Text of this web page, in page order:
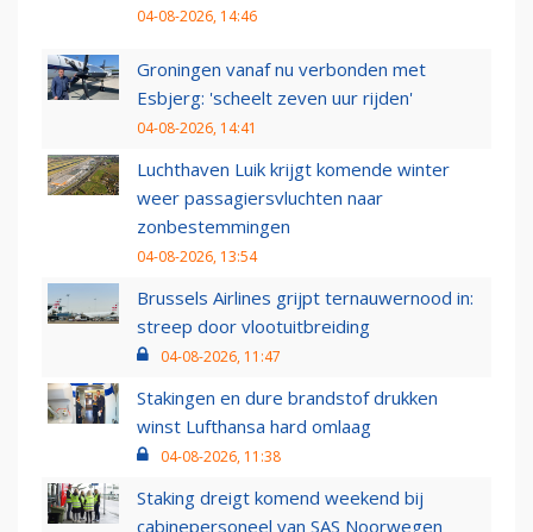
04-08-2026, 14:46
Groningen vanaf nu verbonden met
Esbjerg: 'scheelt zeven uur rijden'
04-08-2026, 14:41
Luchthaven Luik krijgt komende winter
weer passagiersvluchten naar
zonbestemmingen
04-08-2026, 13:54
Brussels Airlines grijpt ternauwernood in:
streep door vlootuitbreiding
04-08-2026, 11:47
Stakingen en dure brandstof drukken
winst Lufthansa hard omlaag
04-08-2026, 11:38
Staking dreigt komend weekend bij
cabinepersoneel van SAS Noorwegen